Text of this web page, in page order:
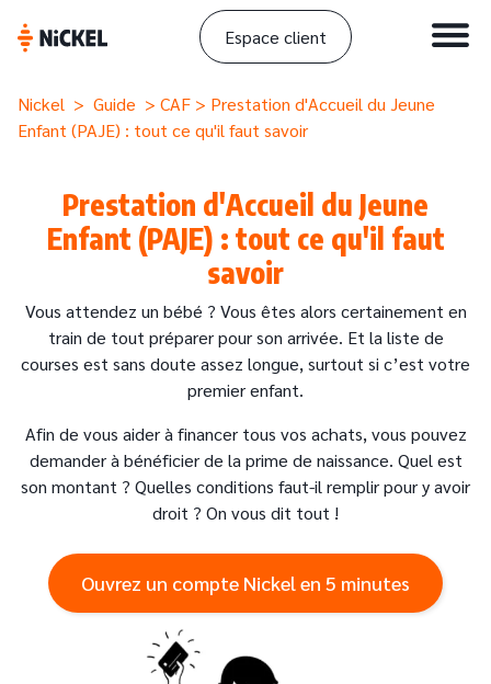
Espace client
Nickel > Guide > CAF > Prestation d'Accueil du Jeune
Enfant (PAJE) : tout ce qu'il faut savoir
Prestation d'Accueil du Jeune
Enfant (PAJE) : tout ce qu'il faut
savoir
Vous attendez un bébé ? Vous êtes alors certainement en
train de tout préparer pour son arrivée. Et la liste de
courses est sans doute assez longue, surtout si c’est votre
premier enfant.
Afin de vous aider à financer tous vos achats, vous pouvez
demander à bénéficier de la prime de naissance. Quel est
son montant ? Quelles conditions faut-il remplir pour y avoir
droit ? On vous dit tout !
Ouvrez un compte Nickel en 5 minutes